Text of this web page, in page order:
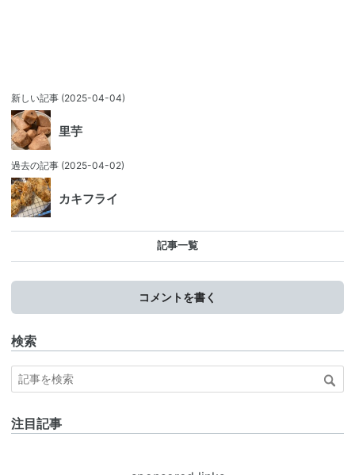
新しい記事 (2025-04-04)
里芋
過去の記事 (2025-04-02)
カキフライ
記事一覧
コメントを書く
検索
注目記事